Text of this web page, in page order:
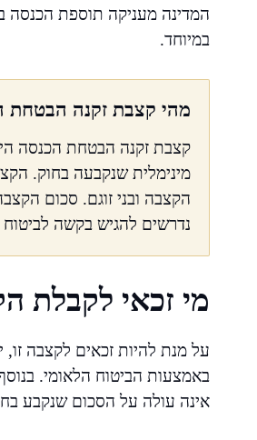
המדינה מעניקה תוספת
במיוחד.
מהי קצבת זקנה הבטחת
קצבת זקנה הבטחת הכנסה
מינימלית שנקבעה בחוק.
הקצבה ובני זוגם. סכום
נדרשים להגיש בקשה
מי זכאי לקבלת
על מנת להיות זכאים לקצבה
באמצעות הביטוח הלאומי.
אינה עולה על הסכום שנקבע